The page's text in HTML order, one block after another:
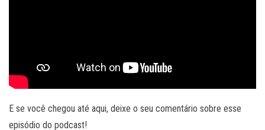
E se você chegou até aqui, deixe o seu comentário sobre esse
episódio do podcast!